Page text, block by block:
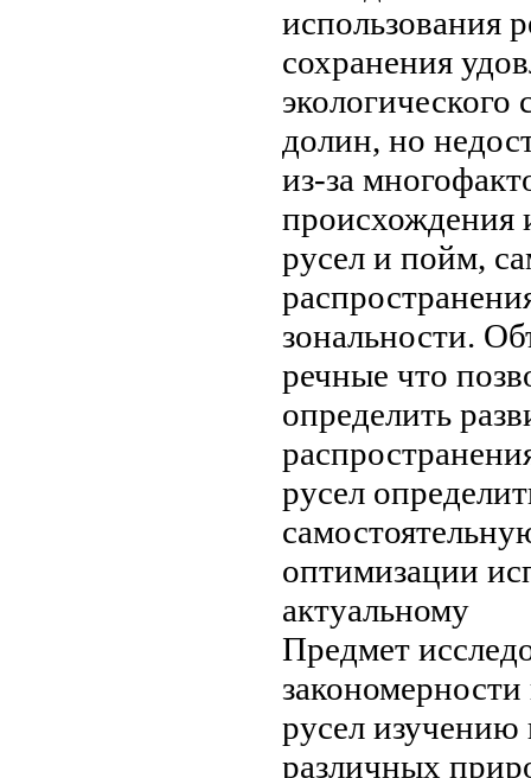
использования
сохранения
долин, но
из-за
русел и пойм,
зональности.
речные что
определить
русел
оптимизации
актуальному
Предмет
закономерности
русел изучению
различных